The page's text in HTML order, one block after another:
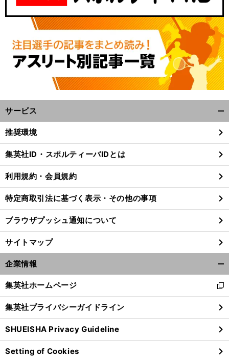
サービス
閉
る
推奨環境
集英社ID・スポルティーバIDとは
利用規約・会員規約
特定商取引法に基づく表示・その他の事項
ブラウザプッシュ通知について
サイトマップ
企業情報
閉
る
集英社ホームページ
新
し
い
ウ
ィ
ン
ド
集英社プライバシーガイドライン
SHUEISHA Privacy Guideline
Setting of Cookies